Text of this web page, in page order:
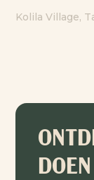
Kolila Village,
DOEN